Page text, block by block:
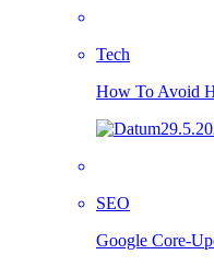
Tech
How To Avoid
SEO
Google Core-